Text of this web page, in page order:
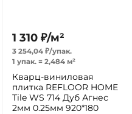
1 310 ₽/м²
3 254,04 ₽/упак.
1 упак. = 2,484 м²
Кварц-виниловая
плитка REFLOOR HOME
Tile WS 714 Дуб Агнес
2мм 0.25мм 920*180